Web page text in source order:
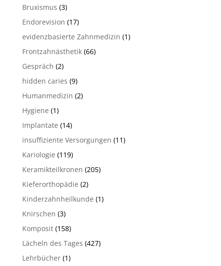
Bruxismus (3)
Endorevision (17)
evidenzbasierte Zahnmedizin (1)
Frontzahnästhetik(66)
Gespräch (2)
hidden caries (9)
Humanmedizin (2)
Hygiene (1)
Implantate (14)
insuffiziente Versorgungen (11)
Kariologie (119)
Keramikteilkronen (205)
Kieferorthopädie (2)
Kinderzahnheilkunde (1)
Knirschen (3)
Komposit(158)
Lächeln des Tages (427)
Lehrbücher(1)